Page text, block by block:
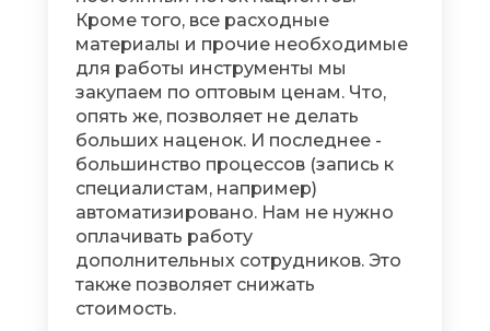
Кроме того, все расходные
материалы и прочие необходимые
для работы инструменты мы
закупаем по оптовым ценам. Что,
опять же, позволяет не делать
больших наценок. И последнее -
большинство процессов (запись к
специалистам, например)
автоматизировано. Нам не нужно
оплачивать работу
дополнительных сотрудников. Это
также позволяет снижать
стоимость.